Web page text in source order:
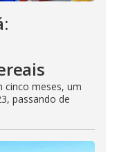
cinco meses, um
passando de